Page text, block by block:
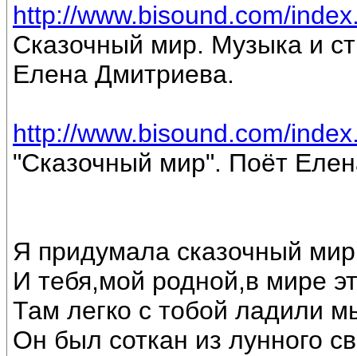
http://www.bisound.com/
Сказочный мир. Музыка и
Елена Дмитриева.
http://www.bisound.com/
"Сказочный мир". Поёт
Я придумала сказочный
И тебя,мой родной,в мире
Там легко с тобой ладили
Он был соткан из лунного